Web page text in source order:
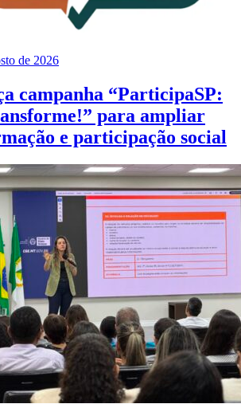
de 2026
campanha “ParticipaSP:
para ampliar
e participação social